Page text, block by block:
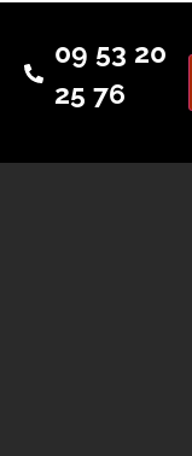
09 53 20
25 76